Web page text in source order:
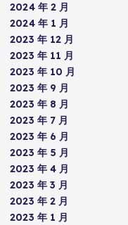
2024 年 2 月
2024 年 1 月
2023 年 12 月
2023 年 11 月
2023 年 10 月
2023 年 9 月
2023 年 8 月
2023 年 7 月
2023 年 6 月
2023 年 5 月
2023 年 4 月
2023 年 3 月
2023 年 2 月
2023 年 1 月